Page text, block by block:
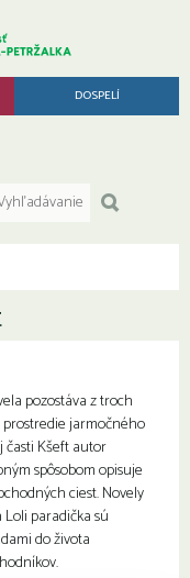
DOSPELÍ
pozostáva z troch
prostredie jarmočného
časti Kšeft autor
spôsobom opisuje
ciest. Novely
paradička sú
do života